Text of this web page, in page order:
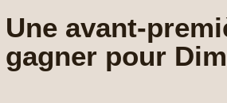
Une avant-
gagner pour